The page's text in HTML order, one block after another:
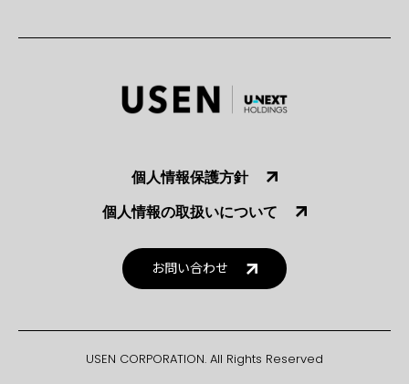
個人情報保護方針
個人情報の取扱いについて
お問い合わせ
USEN CORPORATION. All Rights Reserved